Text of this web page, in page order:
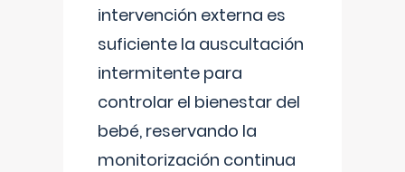
intervención externa es
suficiente la auscultación
intermitente para
controlar el bienestar del
bebé, reservando la
monitorización continua